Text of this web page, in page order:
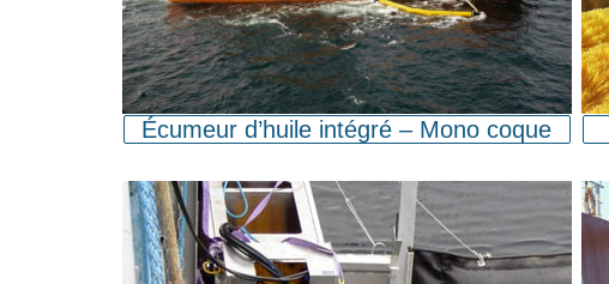
Écumeur d’huile intégré – Mono coque